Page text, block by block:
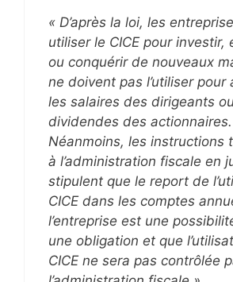
« D’après la loi, les
utiliser le CICE pour investir,
ou conquérir de nouveaux
ne doivent pas l’utiliser pour
les salaires des dirigeants
dividendes des actionnaires.
Néanmoins, les instructions
à l’administration fiscale en
stipulent que le report de
CICE dans les comptes
l’entreprise est une
une obligation et que
CICE ne sera pas contrôlée